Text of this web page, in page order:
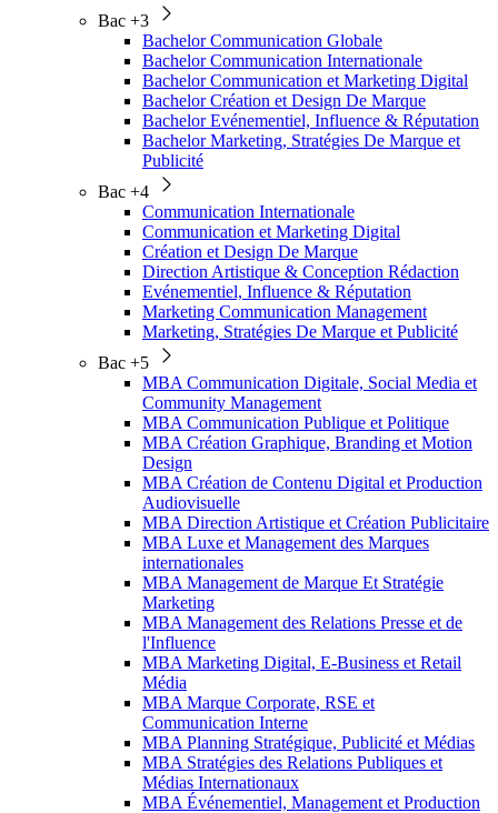
Bac +3
Bachelor Communication Globale
Bachelor Communication Internationale
Bachelor Communication et Marketing Digital
Bachelor Création et Design De Marque
Bachelor Evénementiel, Influence & Réputation
Bachelor Marketing, Stratégies De Marque et
Publicité
Bac +4
Communication Internationale
Communication et Marketing Digital
Création et Design De Marque
Direction Artistique & Conception Rédaction
Evénementiel, Influence & Réputation
Marketing Communication Management
Marketing, Stratégies De Marque et Publicité
Bac +5
MBA Communication Digitale, Social Media et
Community Management
MBA Communication Publique et Politique
MBA Création Graphique, Branding et Motion
Design
MBA Création de Contenu Digital et Production
Audiovisuelle
MBA Direction Artistique et Création Publicitaire
MBA Luxe et Management des Marques
internationales
MBA Management de Marque Et Stratégie
Marketing
MBA Management des Relations Presse et de
l'Influence
MBA Marketing Digital, E-Business et Retail
Média
MBA Marque Corporate, RSE et
Communication Interne
MBA Planning Stratégique, Publicité et Médias
MBA Stratégies des Relations Publiques et
Médias Internationaux
MBA Événementiel, Management et Production